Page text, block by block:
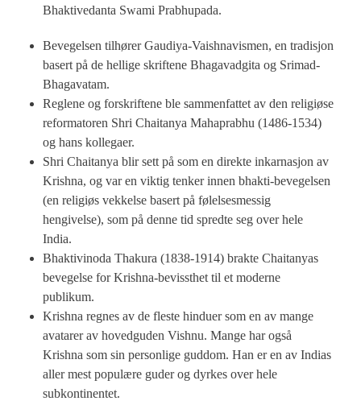
Bhaktivedanta Swami Prabhupada.
Bevegelsen tilhører Gaudiya-Vaishnavismen, en tradisjon
basert på de hellige skriftene Bhagavadgita og Srimad-
Bhagavatam.
Reglene og forskriftene ble sammenfattet av den religiøse
reformatoren Shri Chaitanya Mahaprabhu (1486-1534)
og hans kollegaer.
Shri Chaitanya blir sett på som en direkte inkarnasjon av
Krishna, og var en viktig tenker innen bhakti-bevegelsen
(en religiøs vekkelse basert på følelsesmessig
hengivelse), som på denne tid spredte seg over hele
India.
Bhaktivinoda Thakura (1838-1914) brakte Chaitanyas
bevegelse for Krishna-bevissthet til et moderne
publikum.
Krishna regnes av de fleste hinduer som en av mange
avatarer av hovedguden Vishnu. Mange har også
Krishna som sin personlige guddom. Han er en av Indias
aller mest populære guder og dyrkes over hele
subkontinentet.